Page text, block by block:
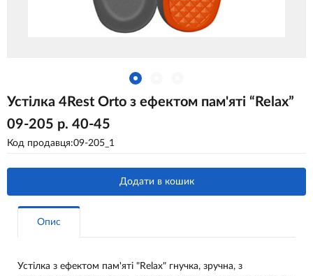
Устілка 4Rest Orto з ефектом пам'яті “Relax”
09-205 р. 40-45
Код продавця:09-205_1
Додати в кошик
Опис
Устілка з ефектом пам'яті "Relax" гнучка, зручна, з